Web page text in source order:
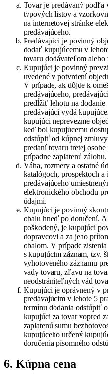
Tovar je predávaný podľa
typových listov a
na internetovej stránke
predávajúceho.
Predávajúci je povinný
dodať kupujúcemu v
tovaru dodávateľom alebo
Kupujúci je povinný
uvedené v potvrdení
V prípade, ak dôjde k
predávajúceho,
predĺžiť lehotu na dodanie
predávajúci vydá
kupujúci neprevezme
keď bol kupujúcemu
odstúpiť od kúpnej
predaní tovaru tretej
prípadne zaplatenú zálohu.
Váha, rozmery a ostatné
katalógoch, prospektoch a
predávajúceho
elektronického obchodu
údajmi.
Kupujúci je povinný
obalu hneď po doručení.
poškodený, je kupujúci
dopravcovi a za jeho
obalom. V prípade
s kupujúcim záznam, tzv.
vyhotoveného záznamu
vady tovaru, zľavu na
neodstrániteľných vád
Kupujúci je oprávnený v
predávajúcim v lehote 5
termínu dodania odstúpiť
kupujúci za tovar vopred
zaplatenú sumu
kupujúceho určený
doručenia písomného
6. Kúpna cena